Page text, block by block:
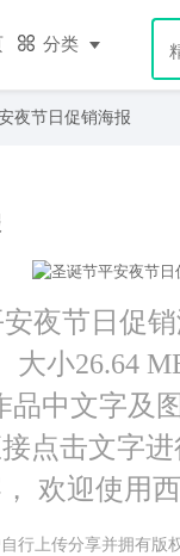
分类
夜节日促销海报
夜节日促
大小26.64
品中文字
点击文字
欢迎使用
行上传分享并拥有